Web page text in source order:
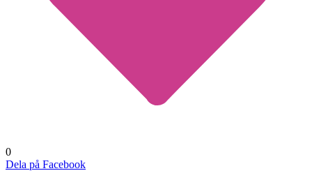
0
Dela på Facebook